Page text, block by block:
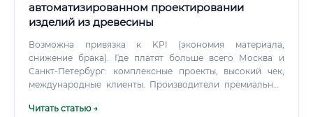
автоматизированном проектировании
изделий из древесины
Возможна привязка к KPI (экономия материала,
снижение брака). Где платят больше всего Москва и
Санкт‑Петербург: комплексные проекты, высокий чек,
международные клиенты. Производители премиальной
доработки, персонализация.
Читать статью →